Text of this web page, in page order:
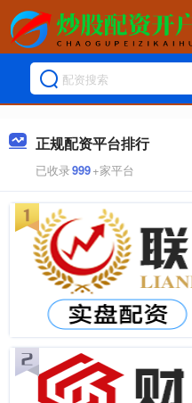
正规配资平台排行
已收录999+家平台